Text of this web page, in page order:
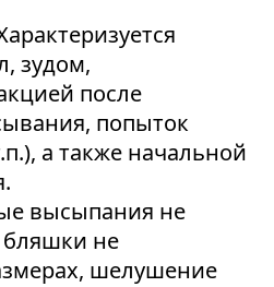
зудом,
после
попыток
а также начальной
высыпания не
бляшки не
шелушение